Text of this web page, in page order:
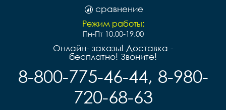
сравнение
Режим работы:
Пн-Пт 10.00-19.00
Онлайн- заказы! Доставка -
бесплатно! Звоните!
8-800-775-46-44, 8-980-
720-68-63